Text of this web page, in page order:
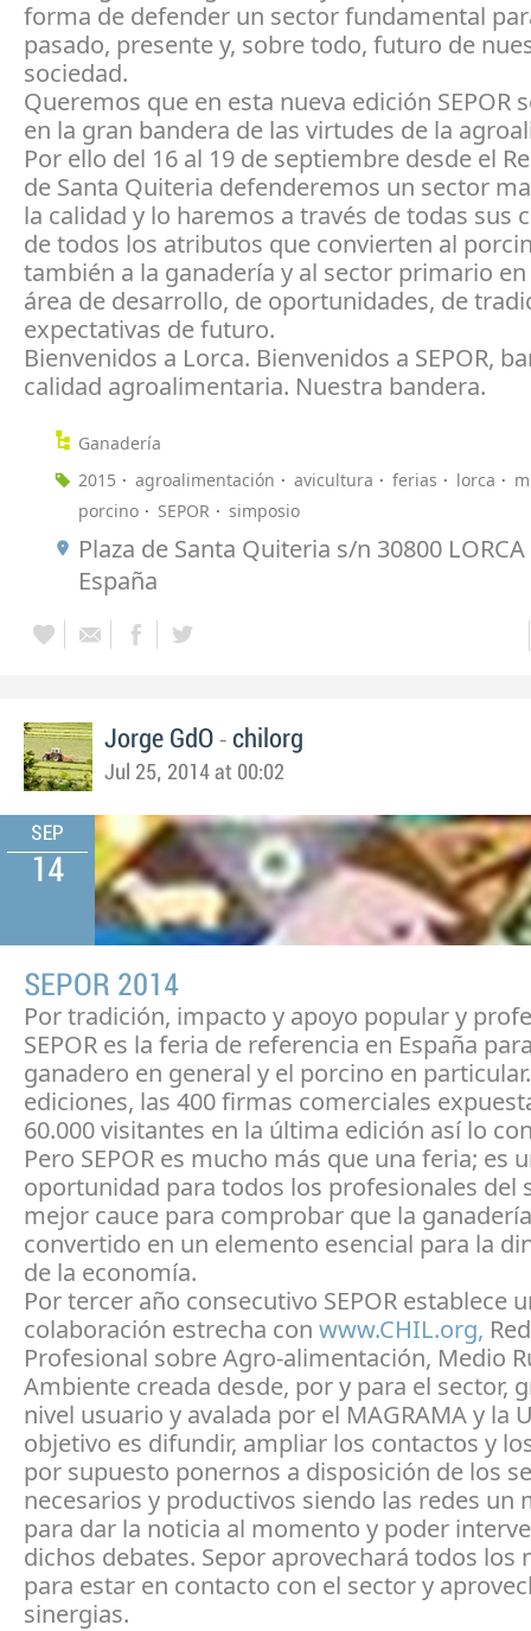
forma de defender un sector fundamental
pasado, presente y, sobre todo, futuro de
sociedad.
Queremos que en esta nueva edición SEPOR
en la gran bandera de las virtudes de la
Por ello del 16 al 19 de septiembre desde el
de Santa Quiteria defenderemos un sector
la calidad y lo haremos a través de todas sus
de todos los atributos que convierten al
también a la ganadería y al sector primario
área de desarrollo, de oportunidades, de
expectativas de futuro.
Bienvenidos a Lorca. Bienvenidos a SEPOR,
calidad agroalimentaria. Nuestra bandera.
Ganadería
2015
agroalimentación avicultura ferias lorca
porcino
SEPOR simposio
Plaza de Santa Quiteria s/n 30800
España
Jorge GdO - chilorg
Jul 25, 2014 at 00:02
SEP
14
SEPOR 2014
Por tradición, impacto y apoyo popular y
SEPOR es la feria de referencia en España
ganadero en general y el porcino en
ediciones, las 400 firmas comerciales
60.000 visitantes en la última edición así lo
Pero SEPOR es mucho más que una feria; es
oportunidad para todos los profesionales del
mejor cauce para comprobar que la
convertido en un elemento esencial para la
de la economía.
Por tercer año consecutivo SEPOR establece
colaboración estrecha con www.CHIL.org, Red
Profesional sobre Agro-alimentación, Medio
Ambiente creada desde, por y para el sector,
nivel usuario y avalada por el MAGRAMA y la
objetivo es difundir, ampliar los contactos y
por supuesto ponernos a disposición de los
necesarios y productivos siendo las redes un
para dar la noticia al momento y poder
dichos debates. Sepor aprovechará todos los
para estar en contacto con el sector y
sinergias.